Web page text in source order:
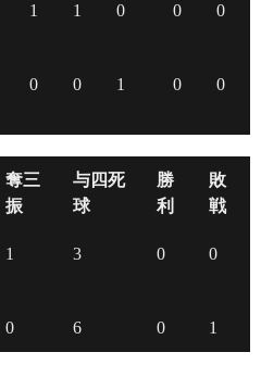
1 1 0 0 0
0 0 1 0 0
奪三
振
与四死
球
勝
利
敗
戦
1 3 0 0
0 6 0 1